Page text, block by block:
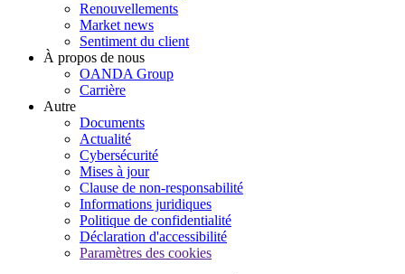
Renouvellements
Market news
Sentiment du client
À propos de nous
OANDA Group
Carrière
Autre
Documents
Actualité
Cybersécurité
Mises à jour
Clause de non-responsabilité
Informations juridiques
Politique de confidentialité
Déclaration d'accessibilité
Paramètres des cookies